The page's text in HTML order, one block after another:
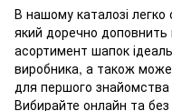
В нашому каталозі легко
який доречно
асортимент шапок
виробника, а також
для першого
Вибирайте онлайн та